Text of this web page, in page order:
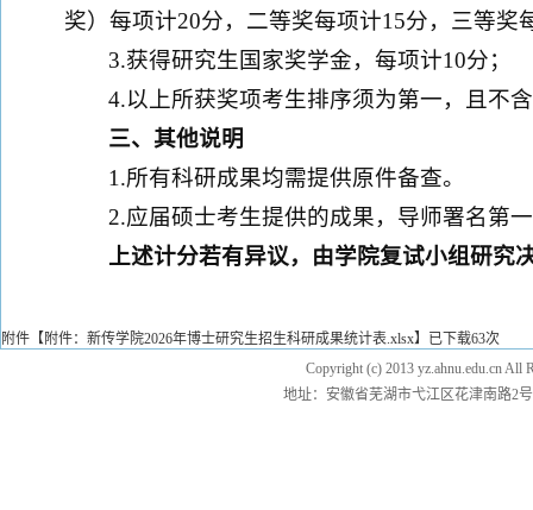
奖）每项计20分，二等奖每项计15分，三等
3.获得研究生国家奖学金，每项计10分；
4.以上所获奖项考生排序须为第一，且不
三、其他说明
1.所有科研成果均需提供原件备查。
2.应届硕士考生提供的成果，导师署名第
上述计分若有异议，由学院复试小组研究
附件【 附件：新传学院2026年博士研究生招生科研成果统计表.xlsx】已下载63次
Copyright (c) 2013 yz.ahnu.edu.cn
地址：安徽省芜湖市弋江区花津南路2